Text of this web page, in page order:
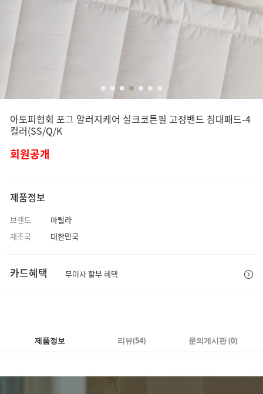
아토피협회 포그 알러지케어 실크코튼필 고정밴드 침대패드-4
컬러(SS/Q/K
회원공개
제품정보
브랜드
마틸라
제조국
대한민국
카드혜택 무이자 할부 혜택
제품정보 리뷰(54) 문의게시판 (0)